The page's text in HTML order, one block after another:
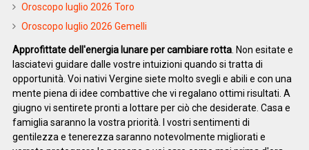
Oroscopo luglio 2026 Toro
Oroscopo luglio 2026 Gemelli
Approfittate dell'energia lunare per cambiare rotta. Non esitate e
lasciatevi guidare dalle vostre intuizioni quando si tratta di
opportunità. Voi nativi Vergine siete molto svegli e abili e con una
mente piena di idee combattive che vi regalano ottimi risultati. A
giugno vi sentirete pronti a lottare per ciò che desiderate. Casa e
famiglia saranno la vostra priorità. I vostri sentimenti di
gentilezza e tenerezza saranno notevolmente migliorati e